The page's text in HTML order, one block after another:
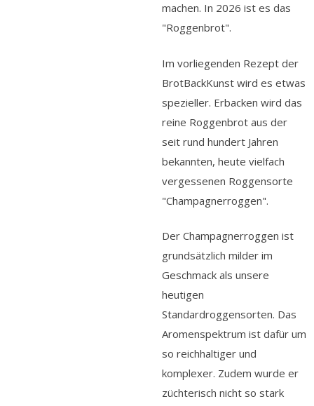
machen. In 2026 ist es das
"Roggenbrot".
Im vorliegenden Rezept der
BrotBackKunst wird es etwas
spezieller. Erbacken wird das
reine Roggenbrot aus der
seit rund hundert Jahren
bekannten, heute vielfach
vergessenen Roggensorte
"Champagnerroggen".
Der Champagnerroggen ist
grundsätzlich milder im
Geschmack als unsere
heutigen
Standardroggensorten. Das
Aromenspektrum ist dafür um
so reichhaltiger und
komplexer. Zudem wurde er
züchterisch nicht so stark